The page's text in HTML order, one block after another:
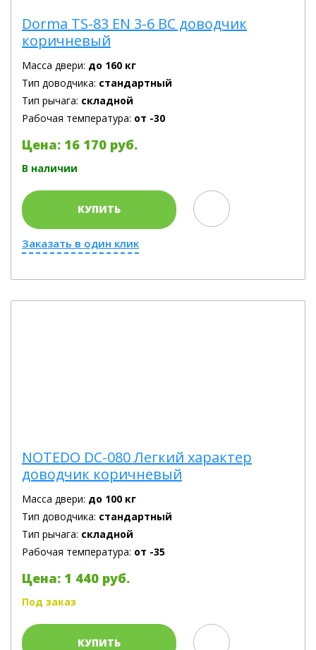
Dorma TS-83 EN 3-6 BC доводчик
коричневый
Масса двери: до 160 кг
Тип доводчика: стандартный
Тип рычага: складной
Рабочая температура: от -30
Цена: 16 170 руб.
В наличии
КУПИТЬ
Заказать в один клик
NOTEDO DC-080 Легкий характер
доводчик коричневый
Масса двери: до 100 кг
Тип доводчика: стандартный
Тип рычага: складной
Рабочая температура: от -35
Цена: 1 440 руб.
Под заказ
КУПИТЬ